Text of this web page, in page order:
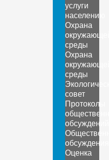
услуги
населению
Охрана
среды
Охрана
среды
совет
Протоколы
обсуждений
обсуждения
Оценка